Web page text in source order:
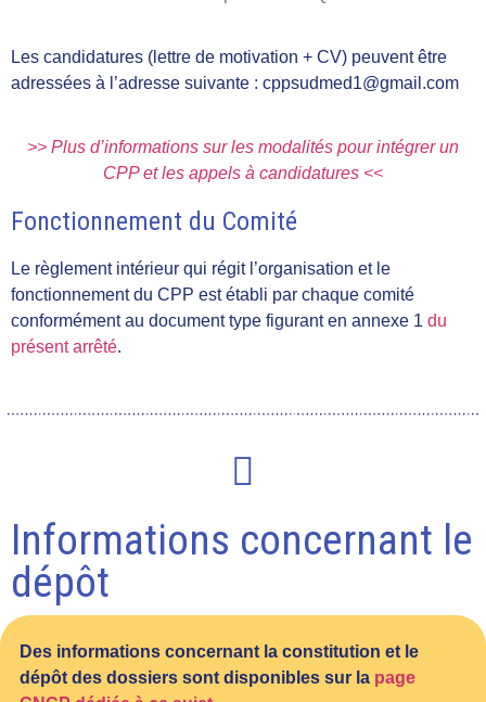
Les candidatures (lettre de motivation + CV) peuvent être
adressées à l’adresse suivante : cppsudmed1@gmail.com
>> Plus d’informations sur les modalités pour intégrer un
CPP et les appels à candidatures <<
Fonctionnement du Comité
Le règlement intérieur qui régit l’organisation et le
fonctionnement du CPP est établi par chaque comité
conformément au document type figurant en annexe 1 du
présent arrêté.
Informations concernant le
dépôt
Des informations concernant la constitution et le
dépôt des dossiers sont disponibles sur la page